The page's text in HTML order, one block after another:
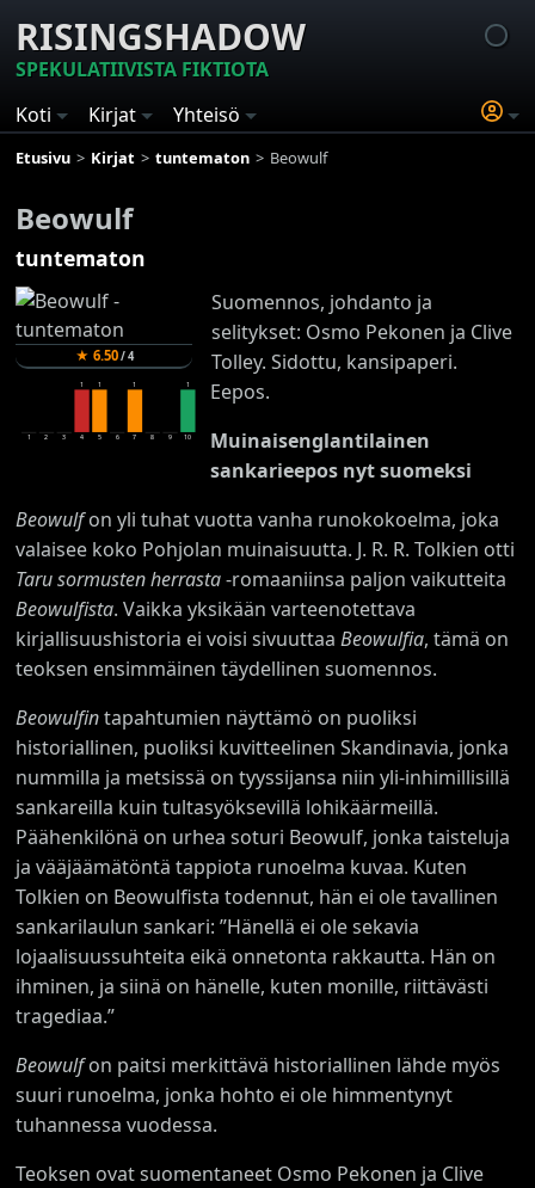
RISINGSHADOW
SPEKULATIIVISTA FIKTIOTA
Koti
Kirjat Yhteisö
Etusivu Kirjat tuntematon Beowulf
Beowulf
tuntematon
★ 6.50/4
1 2 3
1
4
1
5 6
1
7 8 9
1
10
Suomennos, johdanto ja
selitykset: Osmo Pekonen ja Clive
Tolley. Sidottu, kansipaperi.
Eepos.
Muinaisenglantilainen
sankarieepos nyt suomeksi
Beowulfon yli tuhat vuotta vanha runokokoelma, joka
valaisee koko Pohjolan muinaisuutta. J. R. R. Tolkien otti
Taru sormusten herrasta-romaaniinsa paljon vaikutteita
Beowulfista. Vaikka yksikään varteenotettava
kirjallisuushistoria ei voisi sivuuttaaBeowulfia, tämä on
teoksen ensimmäinen täydellinen suomennos.
Beowulfintapahtumien näyttämö on puoliksi
historiallinen, puoliksi kuvitteelinen Skandinavia, jonka
nummilla ja metsissä on tyyssijansa niin yli-inhimillisillä
sankareilla kuin tultasyöksevillä lohikäärmeillä.
Päähenkilönä on urhea soturi Beowulf, jonka taisteluja
ja vääjäämätöntä tappiota runoelma kuvaa. Kuten
Tolkien on Beowulfista todennut, hän ei ole tavallinen
sankarilaulun sankari: ”Hänellä ei ole sekavia
lojaalisuussuhteita eikä onnetonta rakkautta. Hän on
ihminen, ja siinä on hänelle, kuten monille, riittävästi
tragediaa.”
Beowulfon paitsi merkittävä historiallinen lähde myös
suuri runoelma, jonka hohto ei ole himmentynyt
tuhannessa vuodessa.
Teoksen ovat suomentaneet Osmo Pekonen ja Clive